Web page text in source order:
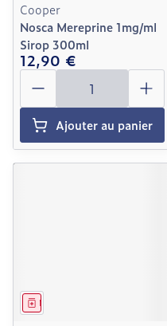
Cooper
Nosca Mereprine 1mg/ml
Sirop 300ml
12,90 €
Quantité
Ajouter au panier
Médicament